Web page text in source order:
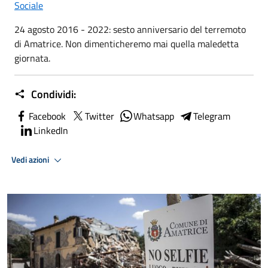
Sociale
24 agosto 2016 - 2022: sesto anniversario del terremoto
di Amatrice. Non dimenticheremo mai quella maledetta
giornata.
Condividi:
Facebook Twitter Whatsapp
Telegram
LinkedIn
Vedi azioni